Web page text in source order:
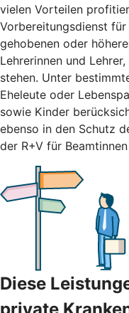
vielen Vorteilen
Vorbereitungsdienst
gehobenen oder
Lehrerinnen und
stehen. Unter
Eheleute oder
sowie Kinder
ebenso in den Schutz
der R+V für
Diese
private